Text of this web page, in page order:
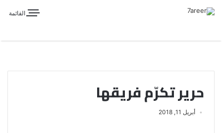
القائمة
حرير تكرّم فريقها
أبريل 11, 2018